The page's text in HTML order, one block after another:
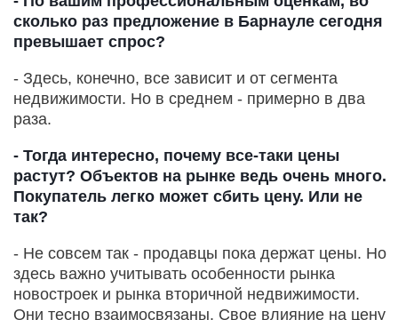
сколько раз предложение в Барнауле сегодня
превышает спрос?
- Здесь, конечно, все зависит и от сегмента
недвижимости. Но в среднем - примерно в два
раза.
- Тогда интересно, почему все-таки цены
растут? Объектов на рынке ведь очень много.
Покупатель легко может сбить цену. Или не
так?
- Не совсем так - продавцы пока держат цены. Но
здесь важно учитывать особенности рынка
новостроек и рынка вторичной недвижимости.
Они тесно взаимосвязаны. Свое влияние на цену